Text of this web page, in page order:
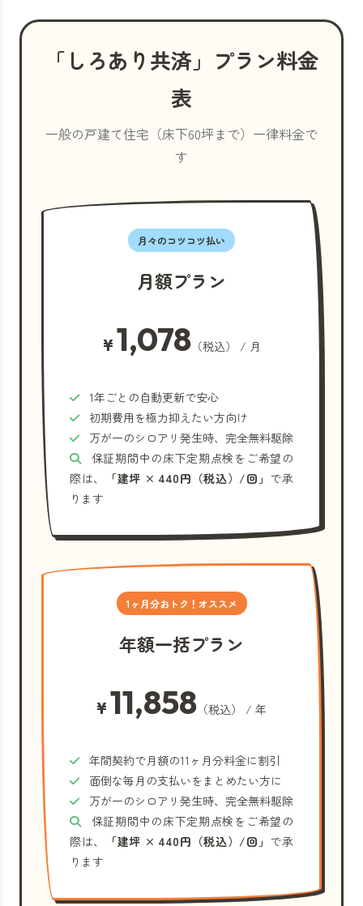
「しろあり共済」プラン料金
表
一般の戸建て住宅（床下60坪まで）一律料金で
す
月々のコツコツ払い
月額プラン
¥1,078（税込） / 月
1年ごとの自動更新で安心
初期費用を極力抑えたい方向け
万が一のシロアリ発生時、完全無料駆除
保証期間中の床下定期点検をご希望の
際は、
「建坪 × 440円（税込）/回」 で承
ります
1ヶ月分おトク！オススメ
年額一括プラン
¥11,858 （税込） / 年
年間契約で月額の11ヶ月分料金に割引
面倒な毎月の支払いをまとめたい方に
万が一のシロアリ発生時、完全無料駆除
保証期間中の床下定期点検をご希望の
際は、
「建坪 × 440円（税込）/回」 で承
ります